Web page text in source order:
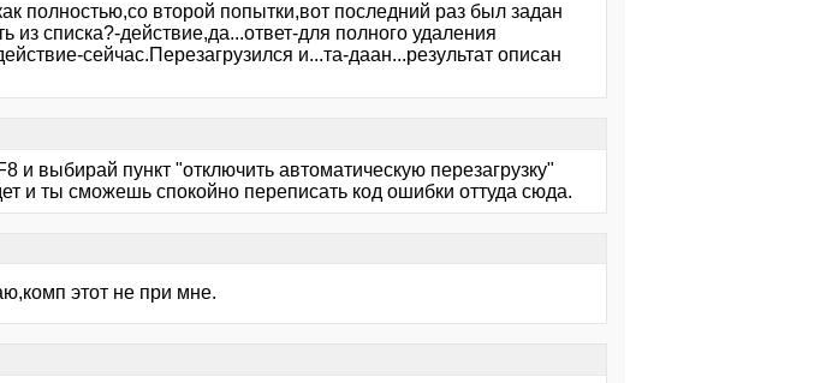
полностью,со второй попытки,вот последний раз был задан
из списка?-действие,да...ответ-для полного удаления
сейчас.Перезагрузился и...та-даан...результат описан
и выбирай пункт "отключить автоматическую перезагрузку"
и ты сможешь спокойно переписать код ошибки оттуда сюда.
этот не при мне.